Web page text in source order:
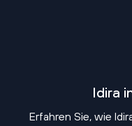
Idira
Erfahren Sie, wie